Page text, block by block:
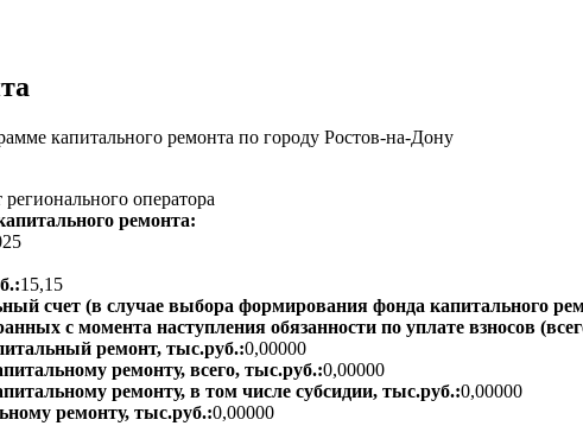
капитального ремонта по городу Ростов-на-Дону
регионального оператора
ремонта:
15,15
счет (в случае выбора формирования фонда капитального
с момента наступления обязанности по уплате взносов
ремонт, тыс.руб.:0,00000
ремонту, всего, тыс.руб.:0,00000
ремонту, в том числе субсидии, тыс.руб.:0,00000
ремонту, тыс.руб.:0,00000